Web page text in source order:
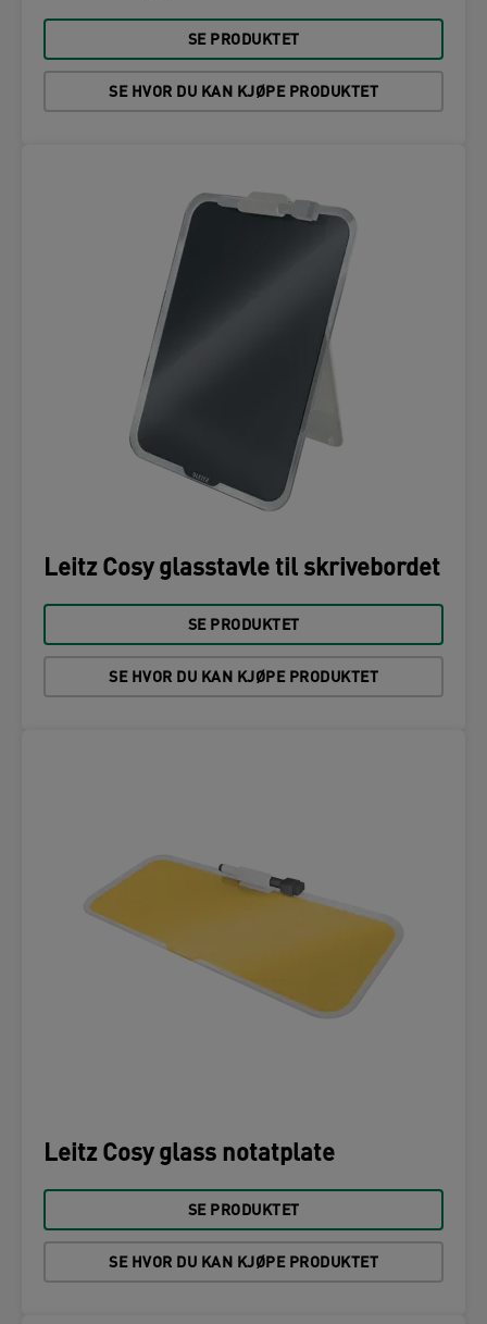
SE PRODUKTET
SE HVOR DU KAN KJØPE PRODUKTET
Leitz Cosy glasstavle til skrivebordet
SE PRODUKTET
SE HVOR DU KAN KJØPE PRODUKTET
Leitz Cosy glass notatplate
SE PRODUKTET
SE HVOR DU KAN KJØPE PRODUKTET